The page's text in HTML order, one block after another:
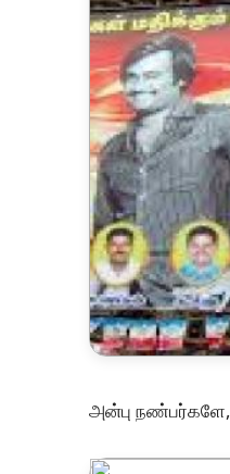
அன்பு நண்பர்களே,